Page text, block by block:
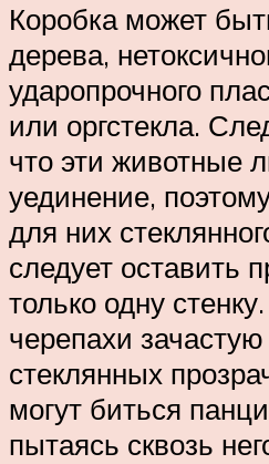
Коробка может
дерева,
ударопрочного
или оргстекла.
что эти животные
уединение,
для них
следует оставить
только одну
черепахи
стеклянных
могут биться
пытаясь сквозь